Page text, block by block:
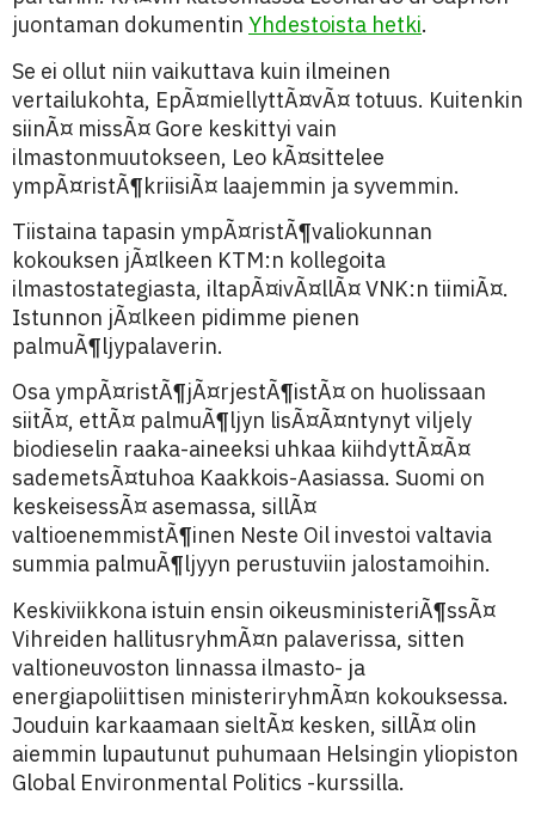
juontaman dokumentin Yhdestoista hetki.
Se ei ollut niin vaikuttava kuin ilmeinen
vertailukohta, EpÃ¤miellyttÃ¤vÃ¤ totuus. Kuitenkin
siinÃ¤ missÃ¤ Gore keskittyi vain
ilmastonmuutokseen, Leo kÃ¤sittelee
ympÃ¤ristÃ¶kriisiÃ¤ laajemmin ja syvemmin.
Tiistaina tapasin ympÃ¤ristÃ¶valiokunnan
kokouksen jÃ¤lkeen KTM:n kollegoita
ilmastostategiasta, iltapÃ¤ivÃ¤llÃ¤ VNK:n tiimiÃ¤.
Istunnon jÃ¤lkeen pidimme pienen
palmuÃ¶ljypalaverin.
Osa ympÃ¤ristÃ¶jÃ¤rjestÃ¶istÃ¤ on huolissaan
siitÃ¤, ettÃ¤ palmuÃ¶ljyn lisÃ¤Ã¤ntynyt viljely
biodieselin raaka-aineeksi uhkaa kiihdyttÃ¤Ã¤
sademetsÃ¤tuhoa Kaakkois-Aasiassa. Suomi on
keskeisessÃ¤ asemassa, sillÃ¤
valtioenemmistÃ¶inen Neste Oil investoi valtavia
summia palmuÃ¶ljyyn perustuviin jalostamoihin.
Keskiviikkona istuin ensin oikeusministeriÃ¶ssÃ¤
Vihreiden hallitusryhmÃ¤n palaverissa, sitten
valtioneuvoston linnassa ilmasto- ja
energiapoliittisen ministeriryhmÃ¤n kokouksessa.
Jouduin karkaamaan sieltÃ¤ kesken, sillÃ¤ olin
aiemmin lupautunut puhumaan Helsingin yliopiston
Global Environmental Politics -kurssilla.